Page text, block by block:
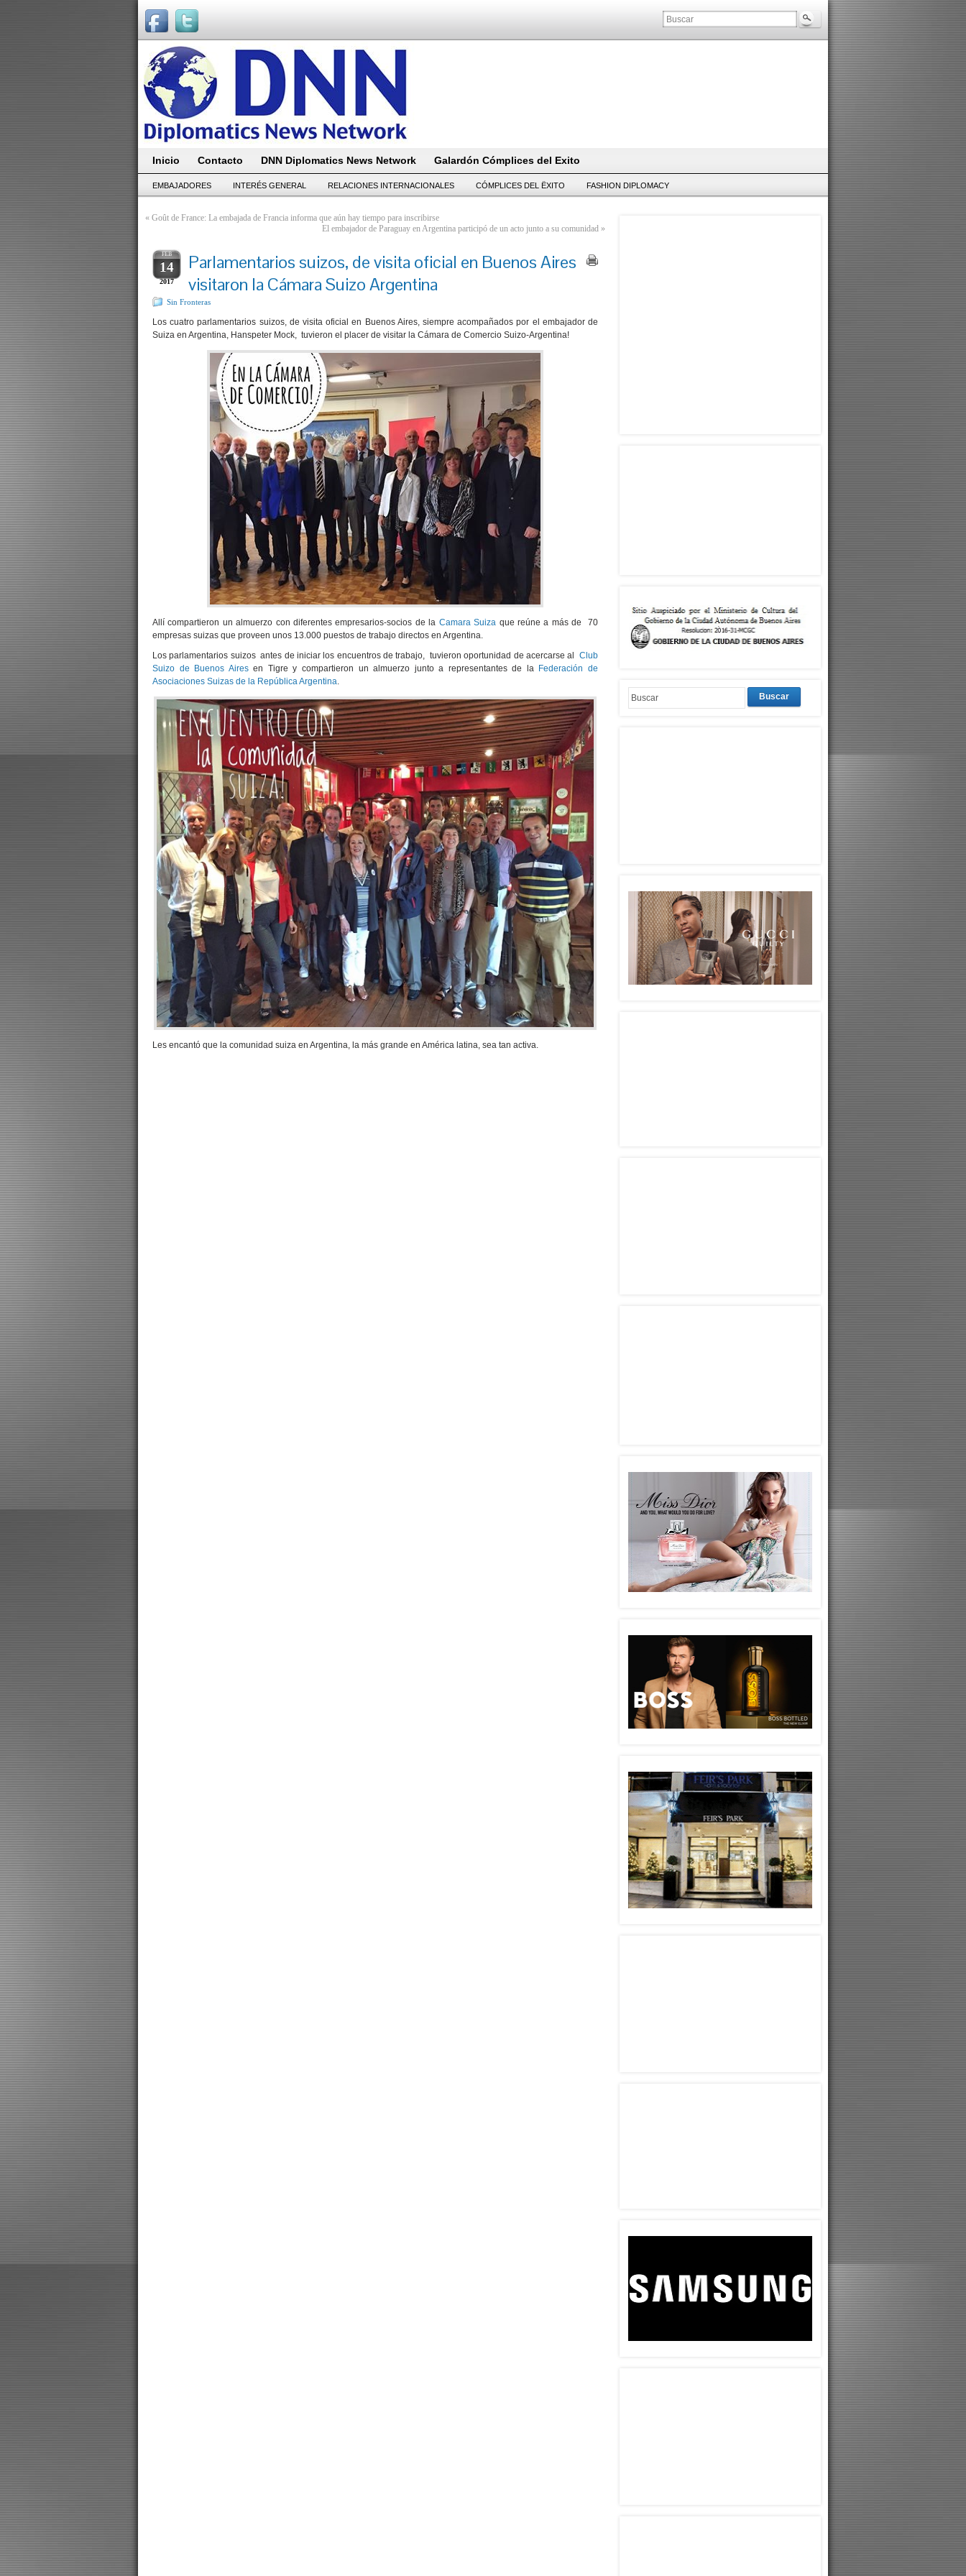
Inicio Contacto DNN Diplomatics News Network Galardón Cómplices del Exito
EMBAJADORES INTERÉS GENERAL RELACIONES INTERNACIONALES CÓMPLICES DEL ËXITO FASHION DIPLOMACY
« Goût de France: La embajada de Francia informa que aún hay tiempo para inscribirse
El embajador de Paraguay en Argentina participó de un acto junto a su comunidad »
FEB
14
2017
Parlamentarios suizos, de visita oficial en Buenos Aires
visitaron la Cámara Suizo Argentina
Sin Fronteras
Los cuatro parlamentarios suizos, de visita oficial en Buenos Aires, siempre acompañados por el embajador de
Suiza en Argentina, Hanspeter Mock, tuvieron el placer de visitar la Cámara de Comercio Suizo-Argentina!
Allí compartieron un almuerzo con diferentes empresarios-socios de la Camara Suiza que reúne a más de 70
empresas suizas que proveen unos 13.000 puestos de trabajo directos en Argentina.
Los parlamentarios suizos antes de iniciar los encuentros de trabajo, tuvieron oportunidad de acercarse al Club
Suizo de Buenos Airesen Tigre y compartieron un almuerzo junto a representantes de la Federación de
Asociaciones Suizas de la República Argentina.
Les encantó que la comunidad suiza en Argentina, la más grande en América latina, sea tan activa.
Buscar